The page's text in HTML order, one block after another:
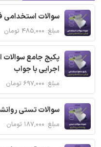
سوالات استخدامی
مبلغ: ۴۸۵,۰۰۰ تومان
پکیج جامع سوالات
اجرایی با جواب
مبلغ: ۶۹۷,۰۰۰ تومان
سوالات تستی
مبلغ: ۱۸۷,۰۰۰ تومان